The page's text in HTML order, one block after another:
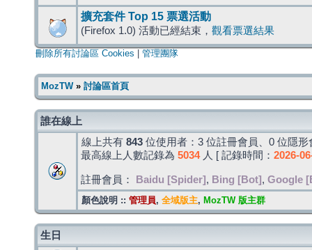
擴充套件 Top 15 票選活動
(Firefox 1.0) 活動已經結束， 觀看票選結果
刪除所有討論區 Cookies 管理團隊
MozTW» 討論區首頁
誰在線上
線上共有 843 位使用者：3 位註冊會員、0 位隱
最高線上人數記錄為 5034人 [ 記錄時間： 2026-
註冊會員： Baidu [Spider] , Bing [Bot] , Google
顏色說明 :: 管理員, 全域版主, MozTW 版主群
生日